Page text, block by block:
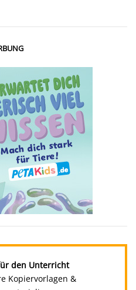
den Unterricht
Kopiervorlagen &